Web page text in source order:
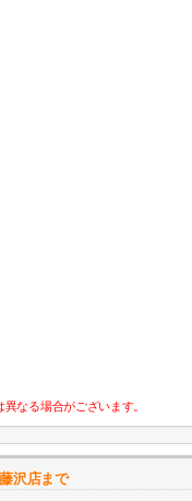
なる場合がございます。
沢店まで